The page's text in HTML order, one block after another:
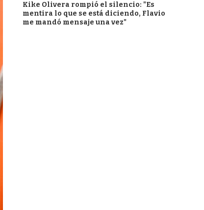
Kike Olivera rompió el silencio: "Es
mentira lo que se está diciendo, Flavio
me mandó mensaje una vez"